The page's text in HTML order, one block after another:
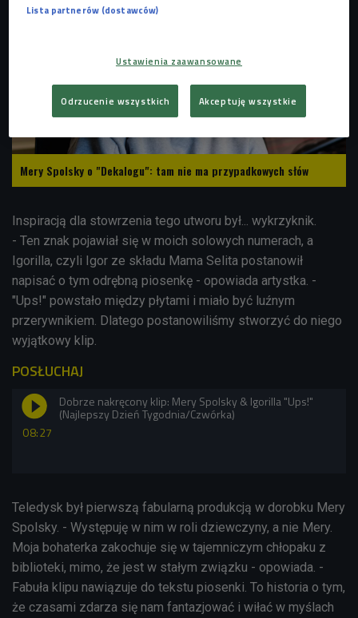
Mery Spolsky o "Dekalogu": tam nie ma przypadkowych słów
Inspiracją dla stowrzenia tego utworu był... wykrzyknik.
- Ten znak pojawiał się w moich solowych numerach, a
Igorilla, czyli Igor ze składu Mama Selita postanowił
napisać o tym odrębną piosenkę - opowiada artystka. -
"Ups!" powstało między płytami i miało być luźnym
przerywnikiem. Dlatego postanowiliśmy stworzyć do niego
wyjątkowy klip.
POSŁUCHAJ
08:27
Dobrze nakręcony klip: Mery Spolsky & Igorilla "Ups!"
(Najlepszy Dzień Tygodnia/Czwórka)
Teledysk był pierwszą fabularną produkcją w dorobku Mery
Spolsky. - Występuję w nim w roli dziewczyny, a nie Mery.
Moja bohaterka zakochuje się w tajemniczym chłopaku z
biblioteki, mimo, że jest w stałym związku - opowiada. -
Fabuła klipu nawiązuje do tekstu piosenki. To historia o tym,
że czasami zdarza się nam fantazjować i wiłać w myślach
Lista partnerów (dostawców)
Ustawienia zaawansowane
Odrzucenie wszystkich Akceptuję wszystkie